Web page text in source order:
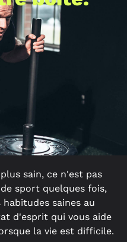
sain, ce n'est pas
sport quelques fois,
saines au
d'esprit qui vous aide
la vie est difficile.